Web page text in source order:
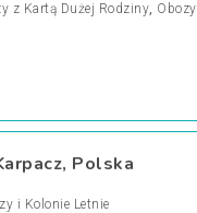
z Kartą Dużej Rodziny,
Polska
i Kolonie Letnie